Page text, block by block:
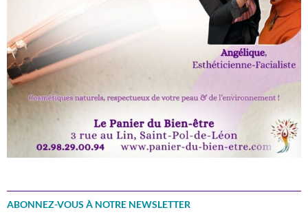
ABONNEZ-VOUS À NOTRE NEWSLETTER